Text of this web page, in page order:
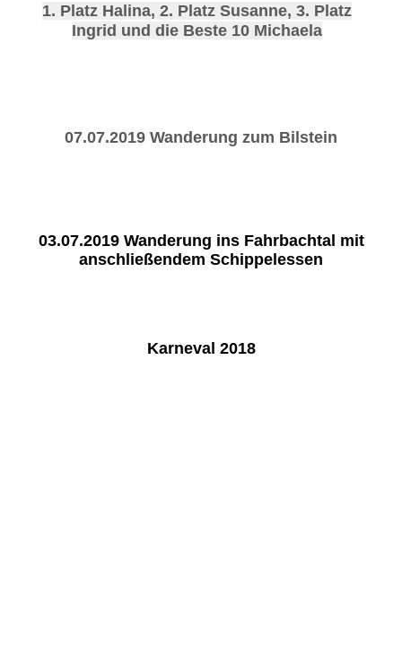
1. Platz Halina, 2. Platz Susanne, 3. Platz
Ingrid und die Beste 10 Michaela
07.07.2019 Wanderung zum Bilstein
03.07.2019 Wanderung ins Fahrbachtal mit
anschließendem Schippelessen
Karneval 2018